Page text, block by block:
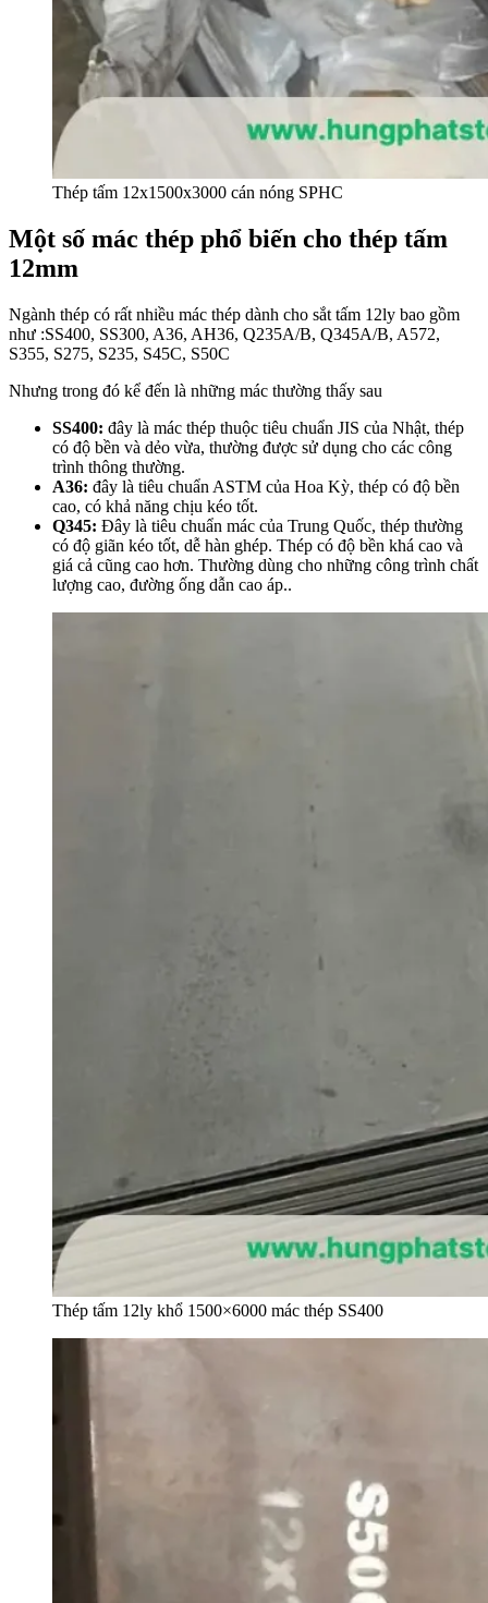
Thép tấm 12x1500x3000 cán nóng SPHC
Một số mác thép phổ biến cho thép tấm
12mm
Ngành thép có rất nhiều mác thép dành cho sắt tấm 12ly bao gồm
như :SS400, SS300, A36, AH36, Q235A/B, Q345A/B, A572,
S355, S275, S235, S45C, S50C
Nhưng trong đó kể đến là những mác thường thấy sau
SS400: đây là mác thép thuộc tiêu chuẩn JIS của Nhật, thép
có độ bền và dẻo vừa, thường được sử dụng cho các công
trình thông thường.
A36: đây là tiêu chuẩn ASTM của Hoa Kỳ, thép có độ bền
cao, có khả năng chịu kéo tốt.
Q345: Đây là tiêu chuẩn mác của Trung Quốc, thép thường
có độ giãn kéo tốt, dễ hàn ghép. Thép có độ bền khá cao và
giá cả cũng cao hơn. Thường dùng cho những công trình chất
lượng cao, đường ống dẫn cao áp..
Thép tấm 12ly khổ 1500×6000 mác thép SS400